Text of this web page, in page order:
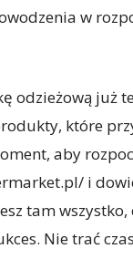
w
odzieżową już
które
aby
i
tam wszystko,
Nie trać